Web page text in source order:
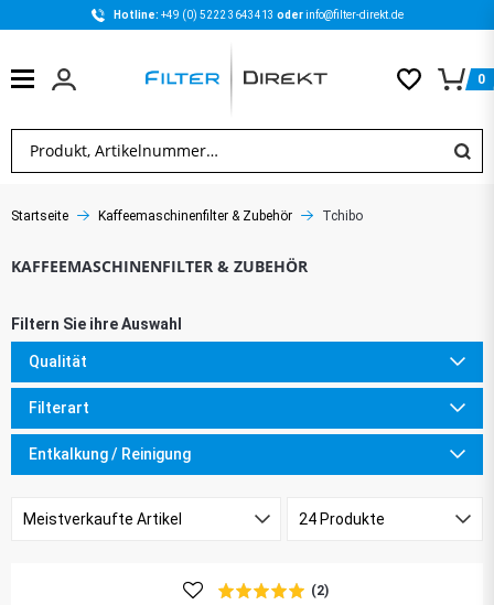
Hotline: +49 (0) 5222 3643413 oder info@filter-direkt.de
0
Startseite Kaffeemaschinenfilter & Zubehör Tchibo
Qualität
Filterart
Entkalkung / Reinigung
(2)